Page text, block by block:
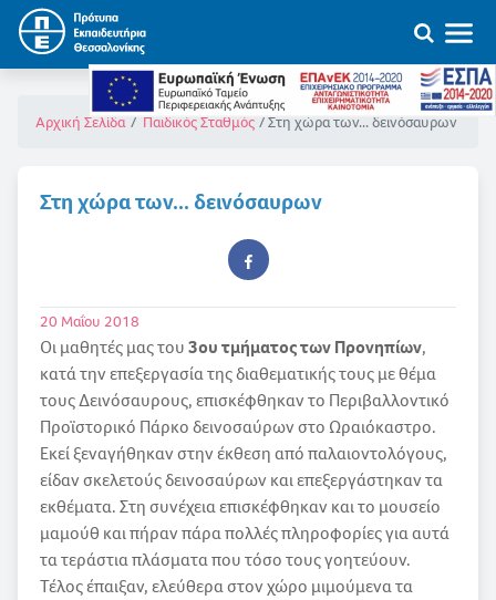
Αρχική Σελίδα Παιδικός Σταθμός Στη χώρα των... δεινόσαυρων
Στη χώρα των... δεινόσαυρων
20 Μαΐου 2018
Οι μαθητές μας του3ου τμήματος των Προνηπίων,
κατά την επεξεργασία της διαθεματικής τους με θέμα
τους Δεινόσαυρους, επισκέφθηκαν το Περιβαλλοντικό
Προϊστορικό Πάρκο δεινοσαύρων στο Ωραιόκαστρο.
Εκεί ξεναγήθηκαν στην έκθεση από παλαιοντολόγους,
είδαν σκελετούς δεινοσαύρων και επεξεργάστηκαν τα
εκθέματα. Στη συνέχεια επισκέφθηκαν και το μουσείο
μαμούθ και πήραν πάρα πολλές πληροφορίες για αυτά
τα τεράστια πλάσματα που τόσο τους γοητεύουν.
Τέλος έπαιξαν, ελεύθερα στον χώρο μιμούμενα τα